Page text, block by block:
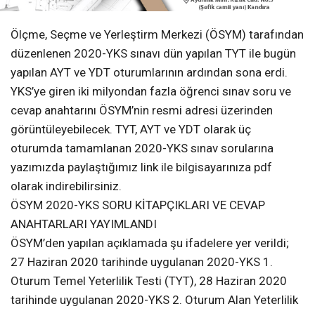
Ölçme, Seçme ve Yerleştirm Merkezi (ÖSYM) tarafından
düzenlenen 2020-YKS sınavı dün yapılan TYT ile bugün
yapılan AYT ve YDT oturumlarının ardından sona erdi.
YKS’ye giren iki milyondan fazla öğrenci sınav soru ve
cevap anahtarını ÖSYM’nin resmi adresi üzerinden
görüntüleyebilecek. TYT, AYT ve YDT olarak üç
oturumda tamamlanan 2020-YKS sınav sorularına
yazımızda paylaştığımız link ile bilgisayarınıza pdf
olarak indirebilirsiniz.
ÖSYM 2020-YKS SORU KİTAPÇIKLARI VE CEVAP
ANAHTARLARI YAYIMLANDI
ÖSYM’den yapılan açıklamada şu ifadelere yer verildi;
27 Haziran 2020 tarihinde uygulanan 2020-YKS 1.
Oturum Temel Yeterlilik Testi (TYT), 28 Haziran 2020
tarihinde uygulanan 2020-YKS 2. Oturum Alan Yeterlilik